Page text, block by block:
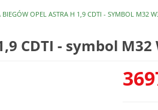
BIEGÓW OPEL ASTRA H 1,9 CDTI - SYMBOL M32
CDTI - symbol M32